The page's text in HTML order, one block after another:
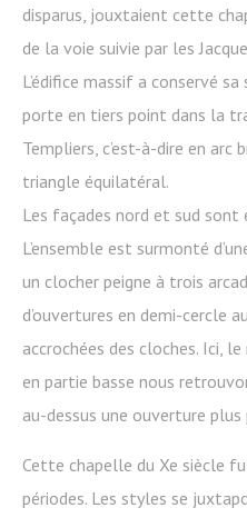
disparus, jouxtaient cette
de la voie suivie par les
L’édifice massif a conservé
porte en tiers point dans la
Templiers, c’est-à-dire en arc
triangle équilatéral.
Les façades nord et sud
L’ensemble est surmonté
un clocher peigne à trois
d’ouvertures en demi-cercle
accrochées des cloches. Ici,
en partie basse nous
au-dessus une ouverture
Cette chapelle du Xe siècle
périodes. Les styles se